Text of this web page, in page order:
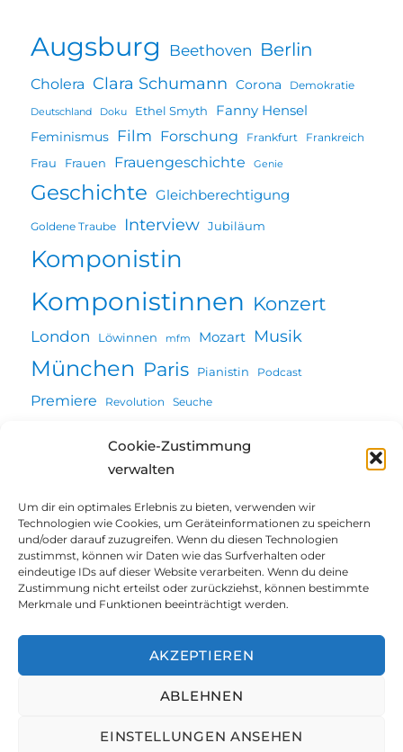
Cookie-Zustimmung
verwalten
Um dir ein optimales Erlebnis zu bieten, verwenden wir
Technologien wie Cookies, um Geräteinformationen zu speichern
und/oder darauf zuzugreifen. Wenn du diesen Technologien
zustimmst, können wir Daten wie das Surfverhalten oder
eindeutige IDs auf dieser Website verarbeiten. Wenn du deine
Zustimmung nicht erteilst oder zurückziehst, können bestimmte
Merkmale und Funktionen beeinträchtigt werden.
AKZEPTIEREN
ABLEHNEN
EINSTELLUNGEN ANSEHEN
Augsburg Beethoven Berlin
Cholera Clara Schumann Corona Demokratie
Deutschland Doku Ethel Smyth Fanny Hensel
Feminismus Film Forschung Frankfurt Frankreich
Frau Frauen Frauengeschichte Genie
Geschichte Gleichberechtigung
Goldene Traube Interview Jubiläum
Komponistin
Komponistinnen Konzert
London Löwinnen mfm Mozart Musik
München Paris Pianistin Podcast
Premiere Revolution Seuche
Stadtgeschichte Ulm
Willkommen
Über mich
Projekte | Vorträge
Blog@Augsburg